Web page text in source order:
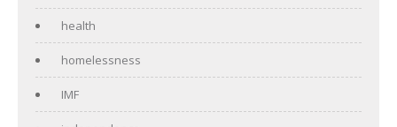
health
homelessness
IMF